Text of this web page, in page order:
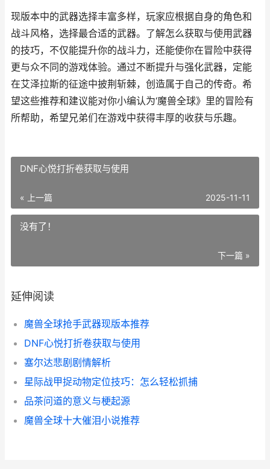
现版本中的武器选择丰富多样，玩家应根据自身的角色和
战斗风格，选择最合适的武器。了解怎么获取与使用武器
的技巧，不仅能提升你的战斗力，还能使你在冒险中获得
更与众不同的游戏体验。通过不断提升与强化武器，定能
在艾泽拉斯的征途中披荆斩棘，创造属于自己的传奇。希
望这些推荐和建议能对你小编认为‘魔兽全球》里的冒险有
所帮助，希望兄弟们在游戏中获得丰厚的收获与乐趣。
DNF心悦打折卷获取与使用
« 上一篇 2025-11-11
没有了！
下一篇 »
延伸阅读
魔兽全球抢手武器现版本推荐
DNF心悦打折卷获取与使用
塞尔达悲剧剧情解析
星际战甲捉动物定位技巧：怎么轻松抓捕
品茶问道的意义与梗起源
魔兽全球十大催泪小说推荐